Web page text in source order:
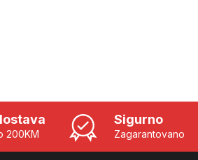
200KM
Sigurno
Zagarantovano